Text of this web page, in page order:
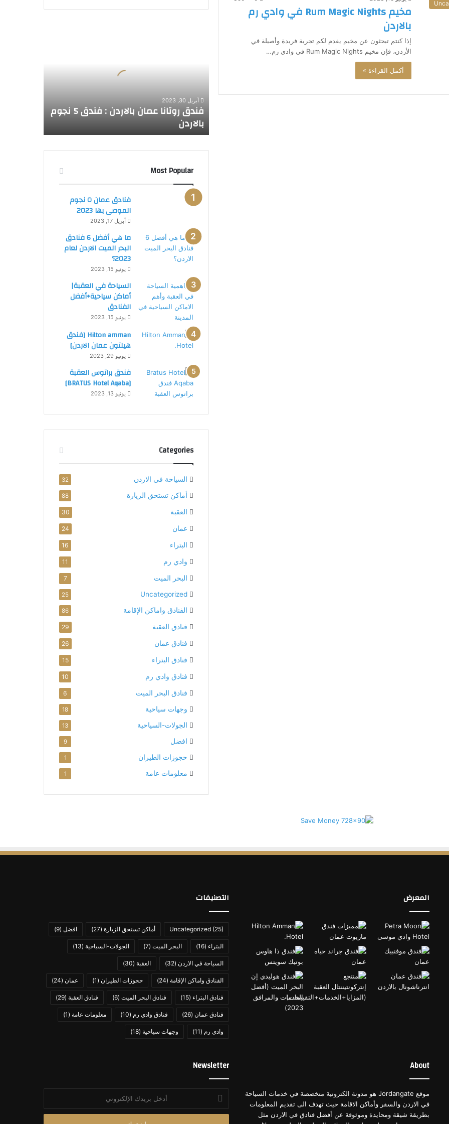
مخيم Rum Magic Nights في وادي رم
بالاردن
إذا كنتم تبحثون عن مخيم يقدم لكم تجربة فريدة وأصيلة في
الأردن، فإن مخيم Rum Magic Nights في وادي رم…
أكمل القراءة »
ع
أبريل 30, 2023
فندق روتانا عمان بالاردن : فندق 5 نجوم
بالاردن
Most Popular
فنادق عمان ٥ نجوم
الموصى بها 2023
أبريل 17, 2023
ما هي أفضل 6 فنادق
البحر الميت الاردن لعام
2023؟
يونيو 15, 2023
السياحة في العقبة|
أماكن سياحية+أفضل
الفنادق
يونيو 15, 2023
Hilton amman [فندق
هيلتون عمان الاردن]
يونيو 29, 2023
فندق براتوس العقبة
[BRATUS Hotel Aqaba]
يونيو 13, 2023
Categories
السياحة في الاردن 32
أماكن تستحق الزيارة 88
العقبة 30
عمان 24
البتراء 16
وادي رم 11
البحر الميت 7
Uncategorized
25
الفنادق واماكن الإقامة 86
فنادق العقبة 29
فنادق عمان 26
فنادق البتراء 15
فنادق وادي رم 10
فنادق البحر الميت 6
وجهات سياحية 18
الجولات-السياحية 13
افضل 9
حجوزات الطيران 1
معلومات عامة 1
المعرض التصنيفات
Uncategorized (25) أماكن تستحق الزيارة(27) افضل (9)
البتراء (16) البحر الميت(7) الجولات-السياحية (13)
السياحة في الاردن(32) العقبة (30)
الفنادق واماكن الإقامة (24) حجوزات الطيران(1) عمان(24)
فنادق البتراء (15) فنادق البحر الميت(6) فنادق العقبة (29)
فنادق عمان(26) فنادق وادي رم (10) معلومات عامة (1)
وادي رم (11) وجهات سياحية (18)
About
موقع Jordangate هو مدونة الكترونية متخصصة في خدمات السياحة
في الاردن والسفر وأماكن الاقامة حيث تهدف الى تقديم المعلومات
بطريقة شيقة ومحايدة وموثوقة عن أفضل فنادق في الاردن مثل
Newsletter
أدخل
بريدك
الإلكتروني